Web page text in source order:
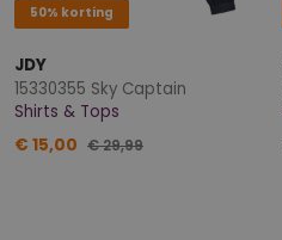
50% korting
JDY
15330355 Sky Captain
Shirts & Tops
€ 15,00 € 29,99